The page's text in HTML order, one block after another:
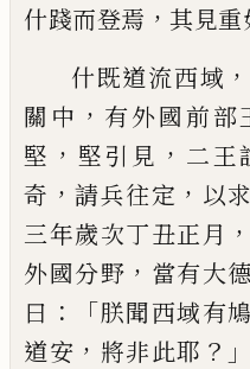
什踐而登焉 ， 其 見
什既道流西域
關中 ， 有外國前部
堅 ， 堅引見 ， 二王
奇 ，請兵往定 ， 以
三年歲次丁丑正月 ，
外國分野 ， 當有大
曰 ： 「朕聞西域有
道安 ， 將非此耶 ？」